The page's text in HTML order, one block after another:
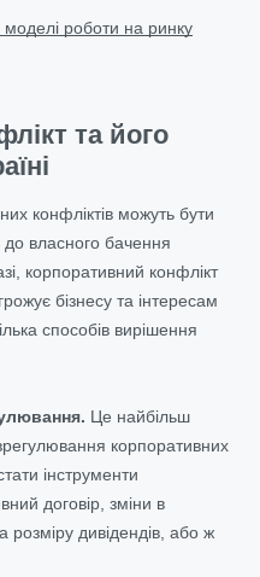
роботи на ринку
та його
конфліктів можуть бути
до власного бачення
корпоративний конфлікт
бізнесу та інтересам
способів вирішення
Це найбільш
корпоративних
інструменти
договір, зміни в
розміру дивідендів, або ж